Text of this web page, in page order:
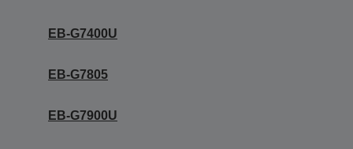
EB-G7400U
EB-G7805
EB-G7900U